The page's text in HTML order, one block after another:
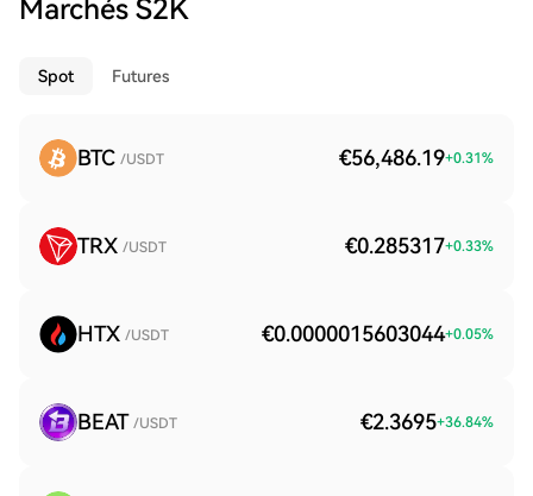
Marchés S2K
Spot Futures
BTC /USDT €56,486.19+0.31%
TRX /USDT €0.285317+0.33%
HTX /USDT €0.0000015603044+0.05%
BEAT /USDT €2.3695+36.84%